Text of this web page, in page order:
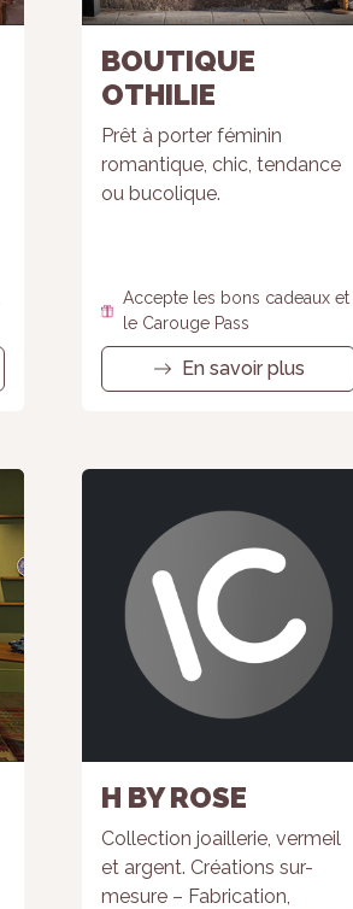
BOUTIQUE
OTHILIE
Prêt à porter féminin
romantique, chic, tendance
ou bucolique.
Accepte les bons cadeaux et
le Carouge Pass
En savoir plus
H BY ROSE
Collection joaillerie, vermeil
et argent. Créations sur-
mesure – Fabrication,